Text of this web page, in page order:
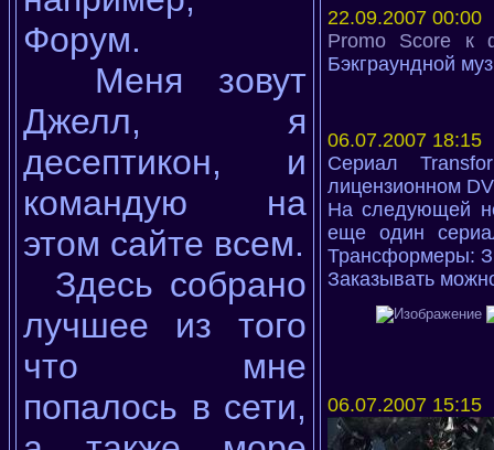
22.09.2007 00:00
Promo Score к
Бэкграундной
06.07.2007 18:15
Сериал
лицензионном
На следующей
еще один
Трансформеры:
Заказывать
06.07.2007 15:15
Форум.
Меня зовут
Джелл, я
десептикон, и
командую на
этом сайте всем.
Здесь собрано
лучшее из того
что мне
попалось в сети,